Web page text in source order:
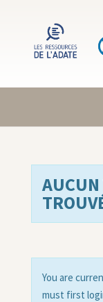
You are
must first